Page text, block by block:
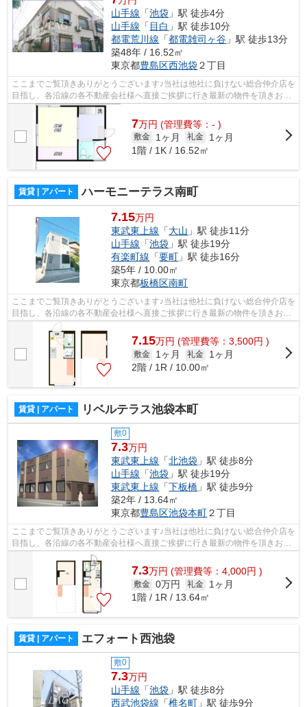
山手線 「池袋 」駅 徒歩4分
山手線 「 目白 」駅 徒歩10分
都電荒川線 「都電雑司ヶ谷 」駅 徒歩13分
築48年 / 16.52㎡
東京都豊島区西池袋２丁目
ここまでご覧頂きありがとうございます♪当社は他社に負けない総合仲介店を
目指し、各沿線の各不動産会社様へ直接ご挨拶に行き最新の物件を頂きお客
様へ提供しております！最新の情報は...
7万円 (管理費等：- )
敷金 1ヶ月 礼金
1ヶ月
1階 / 1K / 16.52㎡
賃貸 | アパート ハーモニーテラス南町
7.15万円
東武東上線 「大山 」駅 徒歩11分
山手線 「池袋 」駅 徒歩19分
有楽町線 「要町 」駅 徒歩16分
築5年 / 10.00㎡
東京都板橋区南町
ここまでご覧頂きありがとうございます♪当社は他社に負けない総合仲介店を
目指し、各沿線の各不動産会社様へ直接ご挨拶に行き最新の物件を頂きお客
様へ提供しております！最新の情報は...
7.15万円 (管理費等：3,500円 )
敷金 1ヶ月 礼金
1ヶ月
2階 / 1R / 10.00㎡
賃貸 | アパート リベルテラス池袋本町
敷0
7.3万円
東武東上線 「北池袋 」駅 徒歩8分
山手線 「池袋 」駅 徒歩19分
東武東上線 「下板橋 」駅 徒歩9分
築2年 / 13.64㎡
東京都豊島区池袋本町２丁目
ここまでご覧頂きありがとうございます♪当社は他社に負けない総合仲介店を
目指し、各沿線の各不動産会社様へ直接ご挨拶に行き最新の物件を頂きお客
様へ提供しております！最新の情報は...
7.3万円 (管理費等：4,000円 )
敷金 0万円 礼金
1ヶ月
1階 / 1R / 13.64㎡
賃貸 | アパート エフォート西池袋
敷0
7.3万円
山手線 「池袋 」駅 徒歩8分
西武池袋線 「椎名町 」駅 徒歩9分